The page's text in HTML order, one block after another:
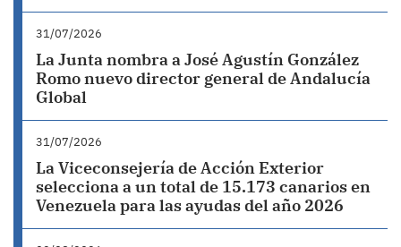
31/07/2026
La Junta nombra a José Agustín González
Romo nuevo director general de Andalucía
Global
31/07/2026
La Viceconsejería de Acción Exterior
selecciona a un total de 15.173 canarios en
Venezuela para las ayudas del año 2026